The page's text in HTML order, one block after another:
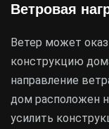
Ветровая
Ветер может
конструкцию
направление
дом расположен
усилить